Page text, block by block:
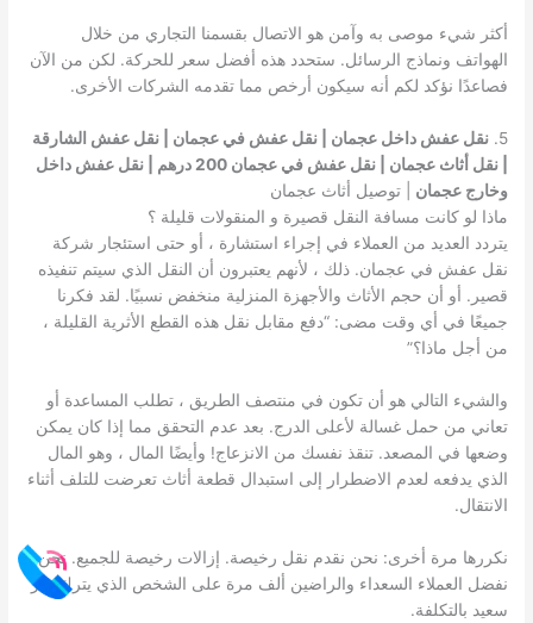
أكثر شيء موصى به وآمن هو الاتصال بقسمنا التجاري من خلال
الهواتف ونماذج الرسائل. ستحدد هذه أفضل سعر للحركة. لكن من الآن
فصاعدًا نؤكد لكم أنه سيكون أرخص مما تقدمه الشركات الأخرى.
5. نقل عفش داخل عجمان | نقل عفش في عجمان | نقل عفش الشارقة
| نقل أثاث عجمان | نقل عفش في عجمان 200 درهم | نقل عفش داخل
وخارج عجمان | توصيل أثاث عجمان
ماذا لو كانت مسافة النقل قصيرة و المنقولات قليلة ؟
يتردد العديد من العملاء في إجراء استشارة ، أو حتى استئجار شركة
نقل عفش في عجمان. ذلك ، لأنهم يعتبرون أن النقل الذي سيتم تنفيذه
قصير. أو أن حجم الأثاث والأجهزة المنزلية منخفض نسبيًا. لقد فكرنا
جميعًا في أي وقت مضى: “دفع مقابل نقل هذه القطع الأثرية القليلة ،
من أجل ماذا؟”
والشيء التالي هو أن تكون في منتصف الطريق ، تطلب المساعدة أو
تعاني من حمل غسالة لأعلى الدرج. بعد عدم التحقق مما إذا كان يمكن
وضعها في المصعد. تنقذ نفسك من الانزعاج! وأيضًا المال ، وهو المال
الذي يدفعه لعدم الاضطرار إلى استبدال قطعة أثاث تعرضت للتلف أثناء
الانتقال.
نكررها مرة أخرى: نحن نقدم نقل رخيصة. إزالات رخيصة للجميع. نحن
نفضل العملاء السعداء والراضين ألف مرة على الشخص الذي يترك غير
سعيد بالتكلفة.